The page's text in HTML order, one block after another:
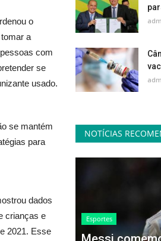
o
a
com
se
usado.
se mantém
para
dados
crianças e
2021. Esse
NOTÍCIAS
Esportes